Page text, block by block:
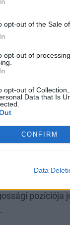
opt-out of the Sale
opt-out of
opt-out of
Data that Is
CONFIRM
Data
azt
mint
Bíróság
majd
államfője?
magyarországi
Kft.
pozíciója